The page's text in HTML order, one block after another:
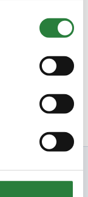
online erklären.